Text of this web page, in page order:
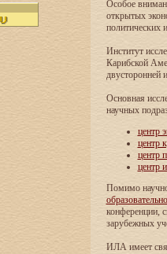
Особое
открытых
политических
Институт
Карибской
двусторонней
Основная
научных
центр
центр
центр
центр
Помимо
конференции,
зарубежных
ИЛА имеет